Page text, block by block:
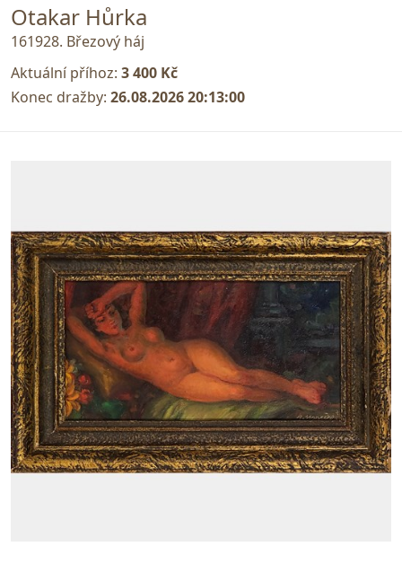
Otakar Hůrka
161928. Březový háj
Aktuální příhoz: 3 400 Kč
Konec dražby: 26.08.2026 20:13:00